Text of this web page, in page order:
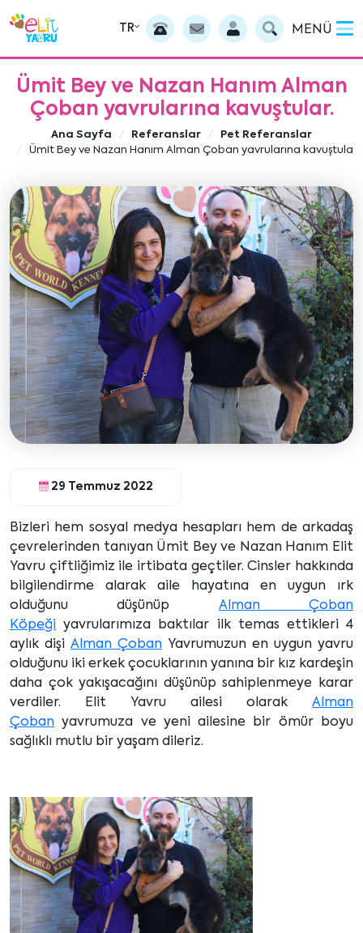
TR MENÜ
Ümit Bey ve Nazan Hanım Alman
Çoban yavrularına kavuştular.
Ana Sayfa Referanslar
Pet Referanslar
Ümit Bey ve Nazan Hanım Alman Çoban yavrularına kavuştular.
29 Temmuz 2022
Bizleri hem sosyal medya hesapları hem de arkadaş
çevrelerinden tanıyan Ümit Bey ve Nazan Hanım Elit
Yavru çiftliğimiz ile irtibata geçtiler. Cinsler hakkında
bilgilendirme alarak aile hayatına en uygun ırk
olduğunu düşünüp Alman Çoban
Köpeği yavrularımıza baktılar ilk temas ettikleri 4
aylık dişi Alman Çoban Yavrumuzun en uygun yavru
olduğunu iki erkek çocuklarının yanına bir kız kardeşin
daha çok yakışacağını düşünüp sahiplenmeye karar
verdiler. Elit Yavru ailesi olarak Alman
Çoban yavrumuza ve yeni ailesine bir ömür boyu
sağlıklı mutlu bir yaşam dileriz.